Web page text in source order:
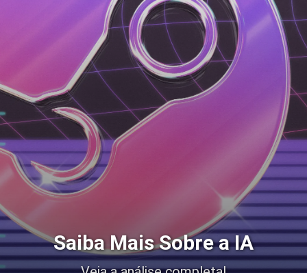
Saiba Mais Sobre a IA